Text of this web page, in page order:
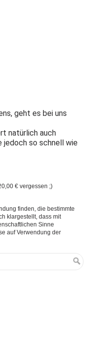
geht es bei uns
natürlich auch
jedoch so schnell wie
€ vergessen ;)
finden, die bestimmte
klargestellt, dass mit
Sinne
auf Verwendung der